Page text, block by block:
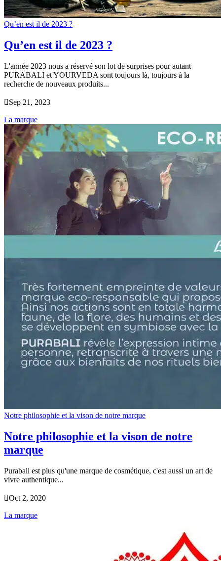
Qu’en est il de 2023 ?
Qu’en est il de 2023 ?
L'année 2023 nous a réservé son lot de surprises pour autant
PURABALI et YOURVEDA sont toujours là, toujours à la
recherche de nouveaux produits...
Sep 21, 2023
La marque
Notre philosophie et la vison de notre marque
Notre philosophie et la vison de notre
marque
Purabali est plus qu'une marque de cosmétique, c'est aussi un art de
vivre authentique...
Oct 2, 2020
La marque